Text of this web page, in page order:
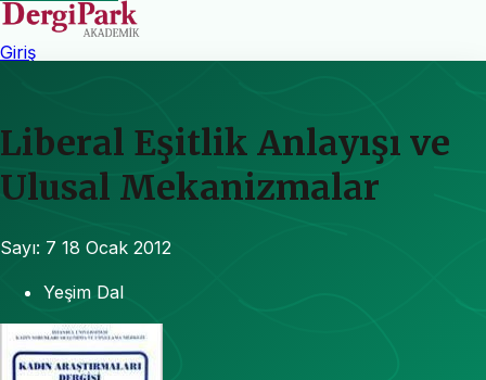
Giriş
Liberal Eşitlik Anlayışı ve
Ulusal Mekanizmalar
Sayı: 7 18 Ocak 2012
Yeşim Dal